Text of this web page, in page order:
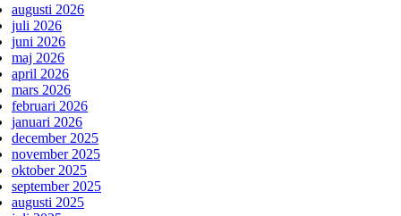
augusti 2026
juli 2026
juni 2026
maj 2026
april 2026
mars 2026
februari 2026
januari 2026
december 2025
november 2025
oktober 2025
september 2025
augusti 2025